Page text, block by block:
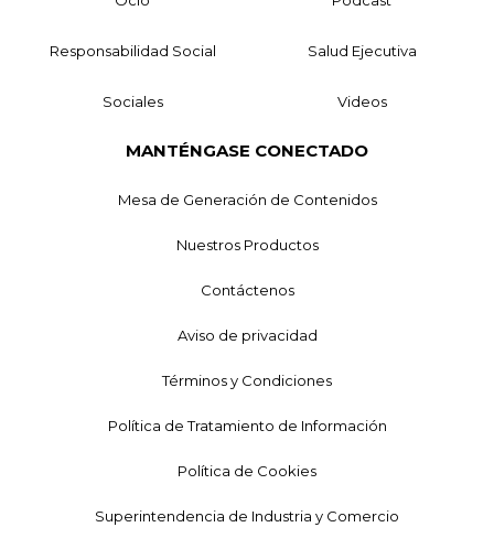
Responsabilidad Social Salud Ejecutiva
Sociales Videos
MANTÉNGASE CONECTADO
Mesa de Generación de Contenidos
Nuestros Productos
Contáctenos
Aviso de privacidad
Términos y Condiciones
Política de Tratamiento de Información
Política de Cookies
Superintendencia de Industria y Comercio